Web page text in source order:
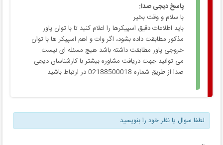
پاسخ دیجی صدا:
با سلام و وقت بخیر
باید اطلاعات دقیق اسپیکرها را اعلام کنید تا با توان پاور
مذکور مطابقت داده بشود، اگر وات و اهم اسپیکر ها با توان
خروجی پاور مطابقت داشته باشد هیچ مسئله ای نیست.
می توانید جهت دریافت مشاوره بیشتر با کارشناسان دیجی
صدا از طریق شماره 02188500018 در ارتباط باشید.
لطفا سوال یا نظر خود را بنویسید